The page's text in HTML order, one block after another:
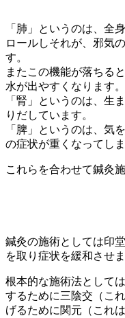
「肺」というのは、全
ロールしそれが、邪気
す。
またこの機能が落ちる
水が出やすくなります。
「腎」というのは、生
りだしています。
「脾」というのは、気
の症状が重くなってしま
これらを合わせて鍼灸
鍼灸の施術としては印
を取り症状を緩和させ
根本的な施術法として
するために三陰交（こ
げるために関元（これ